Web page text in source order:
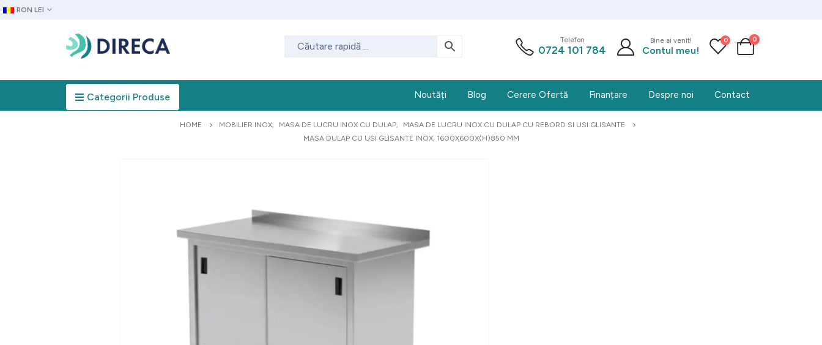
RON LEI
Telefon
0724 101 784
Bine ai venit!
Contul meu!
0 0
Categorii Produse Noutăți Blog Cerere Ofertă Finanțare Despre noi Contact
HOME MOBILIER INOX, MASA DE LUCRU INOX CU DULAP,
MASA DE LUCRU INOX CU DULAP CU REBORD SI USI GLISANTE
MASA DULAP CU USI GLISANTE INOX, 1600X600X(H)850 MM